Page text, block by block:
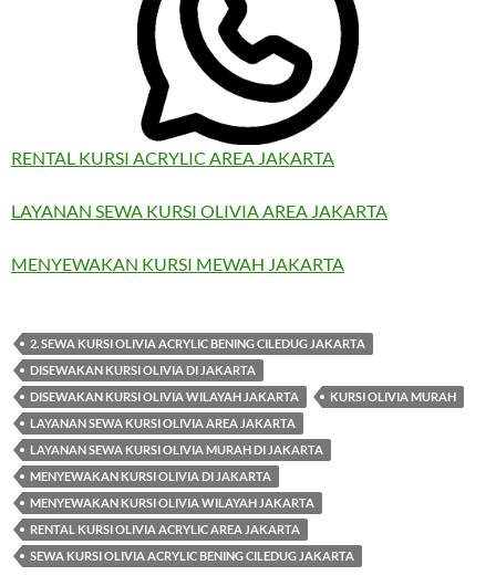
RENTAL KURSI ACRYLIC AREA JAKARTA
LAYANAN SEWA KURSI OLIVIA AREA JAKARTA
MENYEWAKAN KURSI MEWAH JAKARTA
2. SEWA KURSI OLIVIA ACRYLIC BENING CILEDUG JAKARTA
DISEWAKAN KURSI OLIVIA DI JAKARTA
DISEWAKAN KURSI OLIVIA WILAYAH JAKARTA
KURSI OLIVIA MURAH
LAYANAN SEWA KURSI OLIVIA AREA JAKARTA
LAYANAN SEWA KURSI OLIVIA MURAH DI JAKARTA
MENYEWAKAN KURSI OLIVIA DI JAKARTA
MENYEWAKAN KURSI OLIVIA WILAYAH JAKARTA
RENTAL KURSI OLIVIA ACRYLIC AREA JAKARTA
SEWA KURSI OLIVIA ACRYLIC BENING CILEDUG JAKARTA